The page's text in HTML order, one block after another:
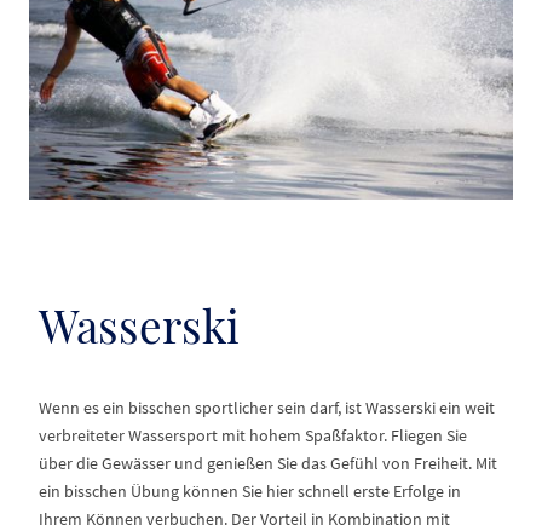
Wasserski
Wenn es ein bisschen sportlicher sein darf, ist Wasserski ein weit
verbreiteter Wassersport mit hohem Spaßfaktor. Fliegen Sie
über die Gewässer und genießen Sie das Gefühl von Freiheit. Mit
ein bisschen Übung können Sie hier schnell erste Erfolge in
Ihrem Können verbuchen. Der Vorteil in Kombination mit